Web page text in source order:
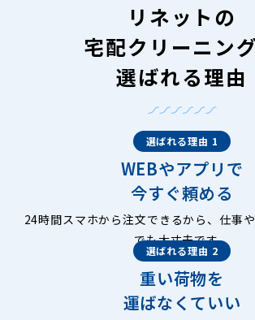
リネットの
宅配クリーニン
選ばれる理由
選ばれる理由 1
WEBやアプリで
今すぐ頼める
24時間スマホから注文できるから、仕事
でも大丈夫です。
選ばれる理由 2
重い荷物を
運ばなくていい